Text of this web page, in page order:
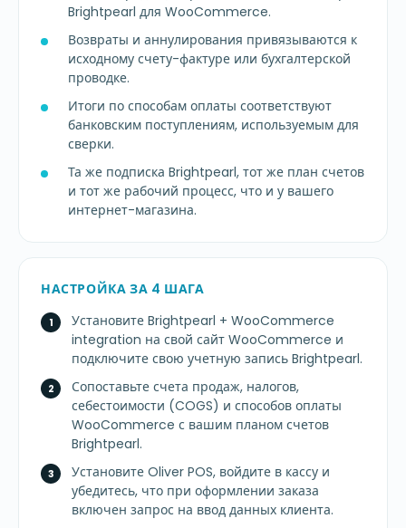
Brightpearl для WooCommerce.
Возвраты и аннулирования привязываются к
исходному счету-фактуре или бухгалтерской
проводке.
Итоги по способам оплаты соответствуют
банковским поступлениям, используемым для
сверки.
Та же подписка Brightpearl, тот же план счетов
и тот же рабочий процесс, что и у вашего
интернет-магазина.
НАСТРОЙКА ЗА 4 ШАГА
Установите Brightpearl + WooCommerce
integration на свой сайт WooCommerce и
подключите свою учетную запись Brightpearl.
Сопоставьте счета продаж, налогов,
себестоимости (COGS) и способов оплаты
WooCommerce с вашим планом счетов
Brightpearl.
Установите Oliver POS, войдите в кассу и
убедитесь, что при оформлении заказа
включен запрос на ввод данных клиента.